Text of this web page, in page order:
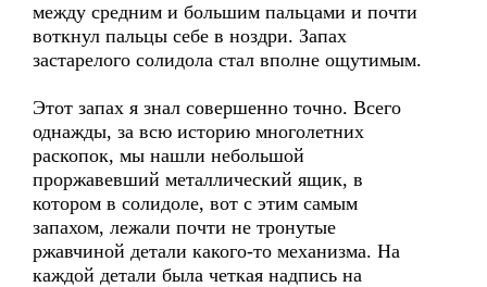
между средним и большим пальцами и почти
воткнул пальцы себе в ноздри. Запах
застарелого солидола стал вполне ощутимым.
Этот запах я знал совершенно точно. Всего
однажды, за всю историю многолетних
раскопок, мы нашли небольшой
проржавевший металлический ящик, в
котором в солидоле, вот с этим самым
запахом, лежали почти не тронутые
ржавчиной детали какого-то механизма. На
каждой детали была четкая надпись на